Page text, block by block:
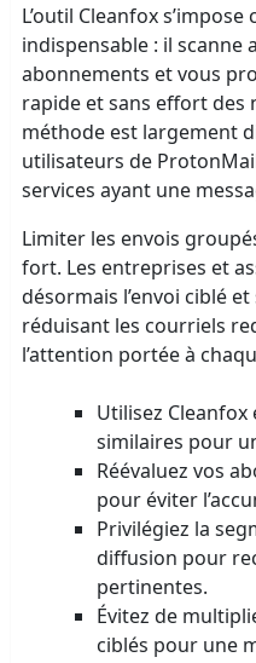
L’outil Cleanfox
indispensable : il
abonnements et vous
rapide et sans effort des
méthode est largement
utilisateurs de
services ayant une
Limiter les envois
fort. Les entreprises et
désormais l’envoi ciblé
réduisant les courriels
l’attention portée à
Utilisez
similaires pour
Réévaluez vos
pour éviter
Privilégiez la
diffusion pour
pertinentes.
Évitez de
ciblés pour une